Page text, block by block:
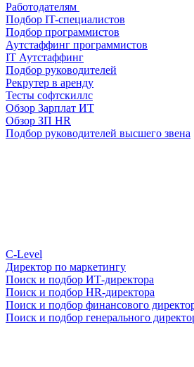
Работодателям
Подбор IT-специалистов
Подбор программистов
Аутстаффинг программистов
IT Аутстаффинг
Подбор руководителей
Рекрутер в аренду
Тесты софтскиллс
Обзор Зарплат ИТ
Обзор ЗП HR
Подбор руководителей высшего звена
С-Level
Директор по маркетингу
Поиск и подбор ИТ-директора
Поиск и подбор HR-директора
Поиск и подбор финансового
Поиск и подбор генерального